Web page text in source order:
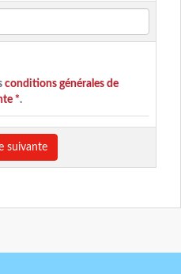
conditions générales de
*.
suivante